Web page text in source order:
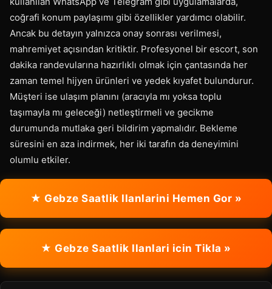
coğrafi konum paylaşımı gibi özellikler yardımcı olabilir.
Ancak bu detayın yalnızca onay sonrası verilmesi,
mahremiyet açısından kritiktir. Profesyonel bir escort, son
dakika randevularına hazırlıklı olmak için çantasında her
zaman temel hijyen ürünleri ve yedek kıyafet bulundurur.
Müşteri ise ulaşım planını (aracıyla mı yoksa toplu
taşımayla mı geleceği) netleştirmeli ve gecikme
durumunda mutlaka geri bildirim yapmalıdır. Bekleme
süresini en aza indirmek, her iki tarafın da deneyimini
olumlu etkiler.
★ Gebze Saatlik Ilanlarini Hemen Gor »
★ Gebze Saatlik Ilanlari icin Tikla »